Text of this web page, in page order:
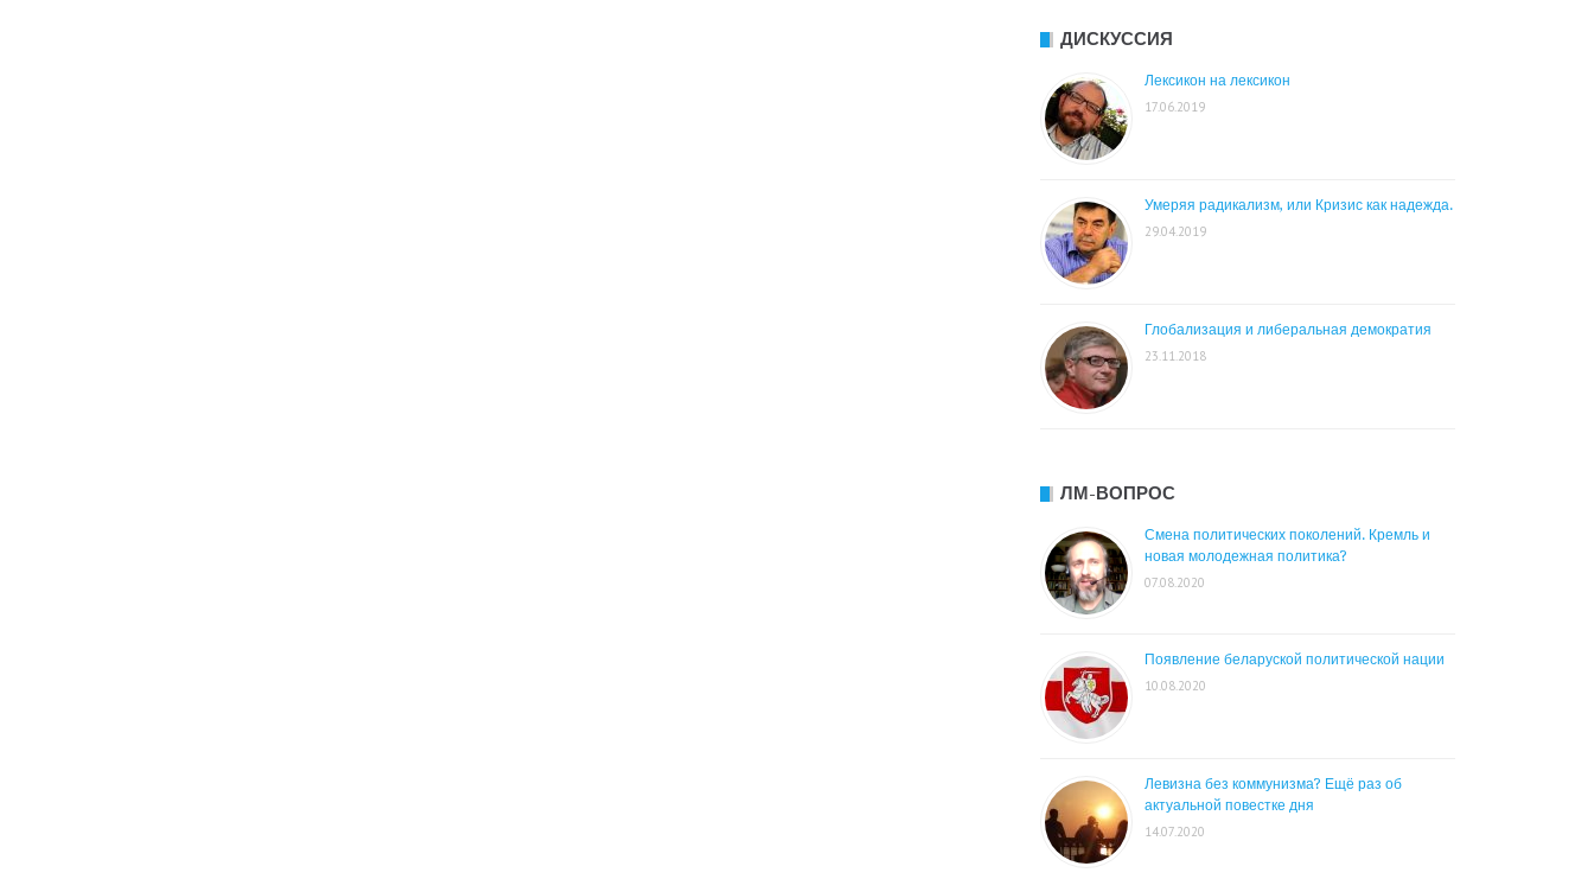
ДИСКУССИЯ
Лексикон на лексикон
17.06.2019
Умеряя радикализм, или Кризис как надежда.
29.04.2019
Глобализация и либеральная демократия
23.11.2018
ЛМ-ВОПРОС
Смена политических поколений. Кремль и
новая молодежная политика?
07.08.2020
Появление беларуской политической нации
10.08.2020
Левизна без коммунизма? Ещё раз об
актуальной повестке дня
14.07.2020